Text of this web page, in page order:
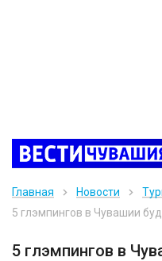
Главная Новости
5 глэмпингов в Чувашии
5 глэмпингов в